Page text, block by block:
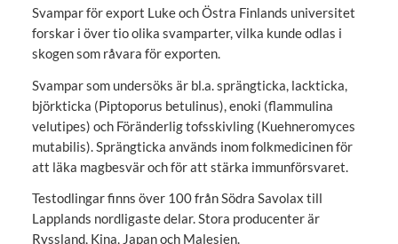
Svampar för export Luke och Östra Finlands universitet
forskar i över tio olika svamparter, vilka kunde odlas i
skogen som råvara för exporten.
Svampar som undersöks är bl.a. sprängticka, lackticka,
björkticka (Piptoporus betulinus), enoki (flammulina
velutipes) och Föränderlig tofsskivling (Kuehneromyces
mutabilis). Sprängticka används inom folkmedicinen för
att läka magbesvär och för att stärka immunförsvaret.
Testodlingar finns över 100 från Södra Savolax till
Lapplands nordligaste delar. Stora producenter är
Ryssland, Kina, Japan och Malesien.